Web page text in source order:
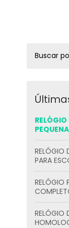
RELÓGIO DE PONTO DIGITAL PARA
RELÓGIO DIGITAL DE PONTO: GUIA COMPLETO
PARA
RELÓGIO PONTO BIOMÉTRICO: GUIA
RELÓGIO DE PONTO BIOMÉTRICO